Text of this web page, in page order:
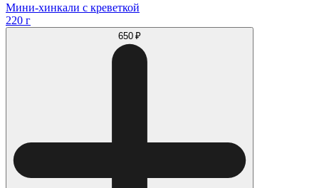
Мини-хинкали с креветкой
220 г
650 ₽